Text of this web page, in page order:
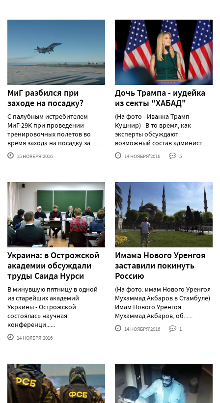
МиГ разбился при
заходе на посадку?
С палубным истребителем
МиГ-29К при проведении
тренировочных полетов во
время захода на посадку за ......
15 НОЯБРЯ'2016
Дочь Трампа - иудейка
из секты "ХАБАД"
(На фото - Иванка Трамп-
Кушнир) В то время, как
эксперты обсуждают
возможный состав админист......
14 НОЯБРЯ'2016 5
Украина: в Острожской
академии обсуждали
труды Саида Нурси
В минувшую пятницу в одной
из старейших академий
Украины - Острожской
состоялась научная
конференци......
14 НОЯБРЯ'2016
Имама Нового Уренгоя
заставили покинуть
Россию
(На фото: имам Нового Уренгоя
Мухаммад Акбаров в Стамбуле)
Имам Нового Уренгоя
Мухаммад Акбаров, об......
14 НОЯБРЯ'2016 1